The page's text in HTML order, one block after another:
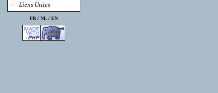
>
Liens Utiles
FR / NL/ EN